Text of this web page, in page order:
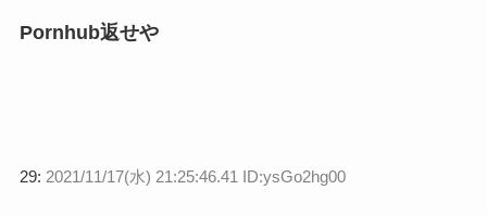
Pornhub返せや
29: 2021/11/17(水) 21:25:46.41 ID:ysGo2hg00